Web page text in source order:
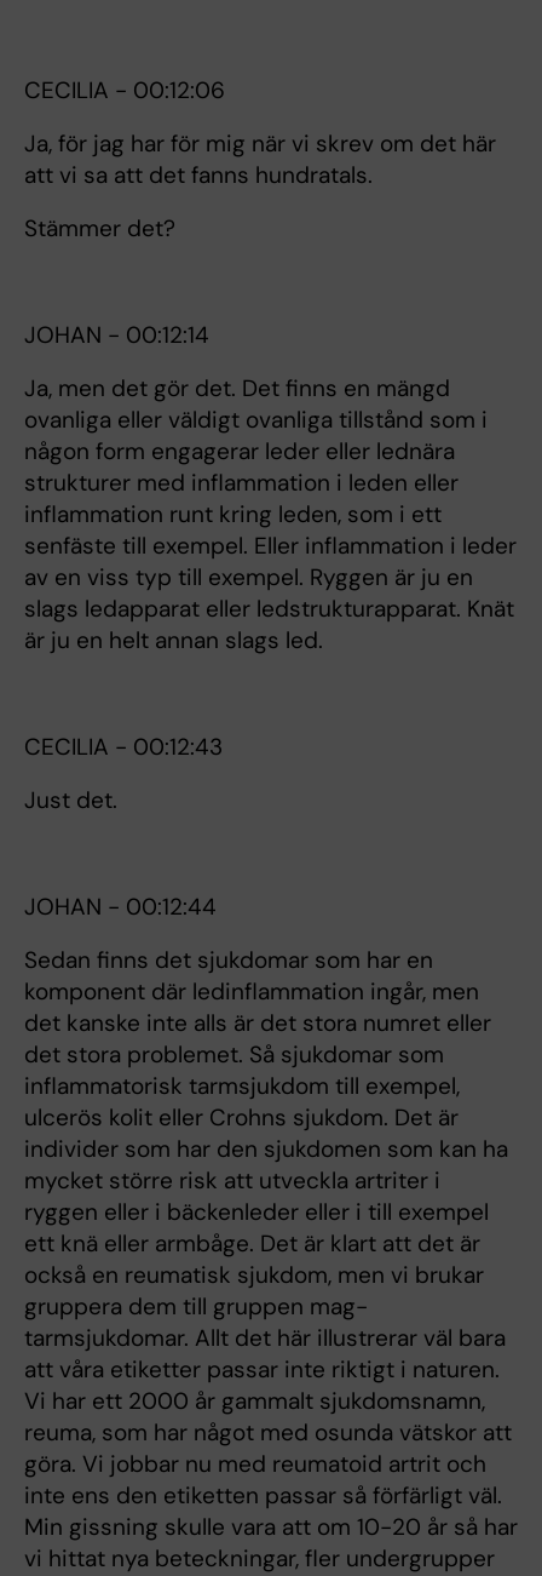
CECILIA - 00:12:06
Ja, för jag har för mig när vi skrev om det här
att vi sa att det fanns hundratals.
Stämmer det?
JOHAN - 00:12:14
Ja, men det gör det. Det finns en mängd
ovanliga eller väldigt ovanliga tillstånd som i
någon form engagerar leder eller lednära
strukturer med inflammation i leden eller
inflammation runt kring leden, som i ett
senfäste till exempel. Eller inflammation i leder
av en viss typ till exempel. Ryggen är ju en
slags ledapparat eller ledstrukturapparat. Knät
är ju en helt annan slags led.
CECILIA - 00:12:43
Just det.
JOHAN - 00:12:44
Sedan finns det sjukdomar som har en
komponent där ledinflammation ingår, men
det kanske inte alls är det stora numret eller
det stora problemet. Så sjukdomar som
inflammatorisk tarmsjukdom till exempel,
ulcerös kolit eller Crohns sjukdom. Det är
individer som har den sjukdomen som kan ha
mycket större risk att utveckla artriter i
ryggen eller i bäckenleder eller i till exempel
ett knä eller armbåge. Det är klart att det är
också en reumatisk sjukdom, men vi brukar
gruppera dem till gruppen mag-
tarmsjukdomar. Allt det här illustrerar väl bara
att våra etiketter passar inte riktigt i naturen.
Vi har ett 2000 år gammalt sjukdomsnamn,
reuma, som har något med osunda vätskor att
göra. Vi jobbar nu med reumatoid artrit och
inte ens den etiketten passar så förfärligt väl.
Min gissning skulle vara att om 10-20 år så har
vi hittat nya beteckningar, fler undergrupper